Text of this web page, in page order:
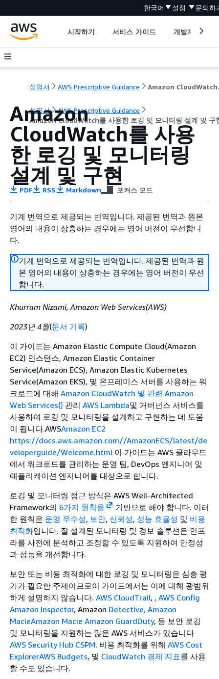
한국어 설정 문의하
시작하기 서비스 가이드 개발자 도구
설명서 AWS Prescriptive Guidance
설명서
AWS Prescriptive Guidance
Amazon CloudWatch를 사용한 로깅 및 모니터링 설계 및 구
Amazon
CloudWatch를 사용
한 로깅 및 모니터링
설계 및 구현
PDF RSS Markdown 포커스 모드
기계 번역으로 제공되는 번역입니다. 제공된 번역과 원본
영어의 내용이 상충하는 경우에는 영어 버전이 우선합니
다.
기계 번역으로 제공되는 번역입니다. 제공된 번역과 원
본 영어의 내용이 상충하는 경우에는 영어 버전이 우선
합니다.
Khurram Nizami, Amazon Web Services(AWS)
2023년 4월(문서 기록)
이 가이드는 Amazon Elastic Compute Cloud(Amazon
EC2) 인스턴스, Amazon Elastic Container
Service(Amazon ECS), Amazon Elastic Kubernetes
Service(Amazon EKS), 및 온프레미스 서버를 사용하는 워
크로드에 대해 Amazon CloudWatch 및 관련 Amazon
Web Services() 관리 AWS Lambda및 거버넌스 서비스를
사용하여 로깅 및 모니터링을 설계하고 구현하는 데 도움
이 됩니다.AWSAmazon EC2
https://docs.aws.amazon.com//AmazonECS/latest/de
veloperguide/Welcome.html 이 가이드는 AWS 클라우드
에서 워크로드를 관리하는 운영 팀, DevOps 엔지니어 및
애플리케이션 엔지니어를 대상으로 합니다.
로깅 및 모니터링 접근 방식은 AWS Well-Architected
Framework의 6가지 원칙을
기반으로 해야 합니다. 이러
한 원칙은 운영 우수성, 보안, 신뢰성, 성능 효율성 및 비용
최적화입니다. 잘 설계된 모니터링 및 경보 솔루션은 인프
라를 사전에 분석하고 조정할 수 있도록 지원하여 안정성
과 성능을 개선합니다.
보안 또는 비용 최적화에 대한 로깅 및 모니터링은 심층 평
가가 필요한 주제이므로이 가이드에서는 이에 대해 광범위
하게 설명하지 않습니다. AWS CloudTrail, , AWS Config
Amazon Inspector, Amazon Detective, Amazon
MacieAmazon Macie Amazon GuardDuty, 등 보안 로깅
및 모니터링을 지원하는 많은 AWS 서비스가 있습니다
AWS Security Hub CSPM. 비용 최적화를 위해 AWS Cost
ExplorerAWS Budgets, 및 CloudWatch 결제 지표를 사용
할 수도 있습니다.